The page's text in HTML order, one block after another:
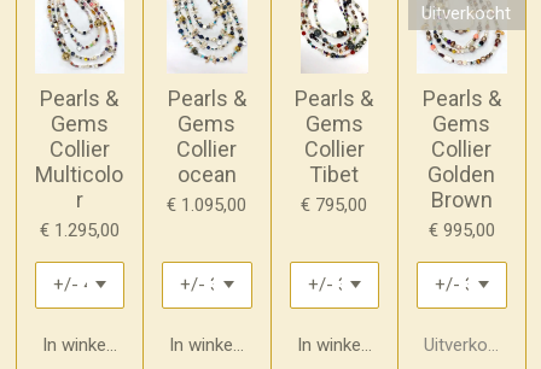
Pearls &
Gems
Collier
Multicolo
r
€ 1.295,00
In winkelwagen
Pearls &
Gems
Collier
ocean
€ 1.095,00
In winkelwagen
Pearls &
Gems
Collier
Tibet
€ 795,00
In winkelwagen
Uitverkocht
Pearls &
Gems
Collier
Golden
Brown
€ 995,00
Uitverkocht